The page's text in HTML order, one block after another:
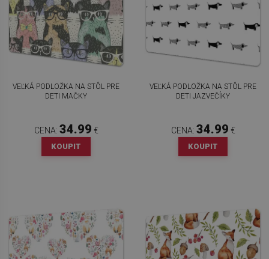
VEĽKÁ PODLOŽKA NA STÔL PRE
DETI MAČKY
CENA: 34.99 €
KOUPIT
VEĽKÁ PODLOŽKA NA STÔL PRE
DETI JAZVEČÍKY
CENA: 34.99 €
KOUPIT